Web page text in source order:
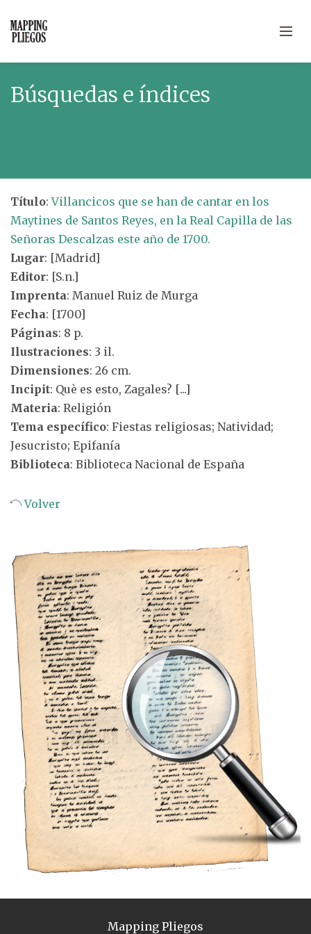
Búsquedas e índices
Título:Villancicos que se han de cantar en los
Maytines de Santos Reyes, en la Real Capilla de las
Señoras Descalzas este año de 1700.
Lugar: [Madrid]
Editor: [S.n.]
Imprenta: Manuel Ruiz de Murga
Fecha: [1700]
Páginas: 8 p.
Ilustraciones: 3 il.
Dimensiones: 26 cm.
Incipit: Què es esto, Zagales? [...]
Materia: Religión
Tema específico: Fiestas religiosas; Natividad;
Jesucristo; Epifanía
Biblioteca: Biblioteca Nacional de España
Volver
Mapping Pliegos